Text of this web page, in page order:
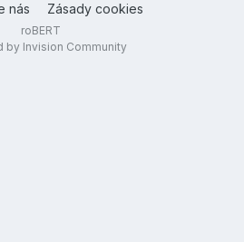
nás
Zásady cookies
roBERT
by Invision Community